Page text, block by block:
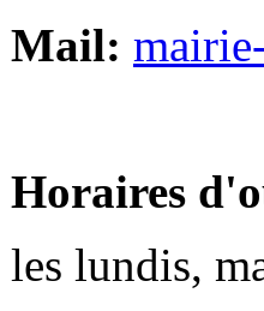
Mail:
Horaires
les lundis,